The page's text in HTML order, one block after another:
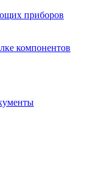
приборов
компонентов